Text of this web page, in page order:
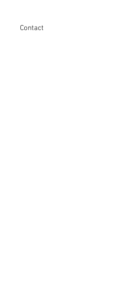
Contact